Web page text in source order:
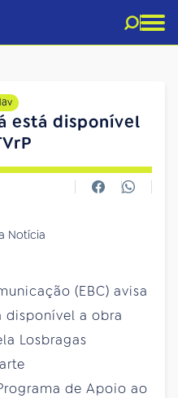
está disponível
(EBC) avisa
disponível a obra
Losbragas
de Apoio ao